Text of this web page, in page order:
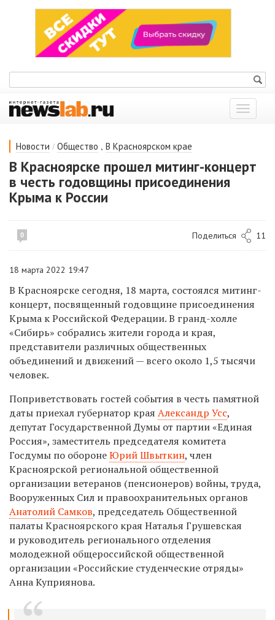
Показать
меню
Новости / Общество , В Красноярском крае
В Красноярске прошел митинг-концерт
в честь годовщины присоединения
Крыма к России
0 Поделиться 11
18 марта 2022 19:47
В Красноярске сегодня, 18 марта, состоялся митинг-
концерт, посвященный годовщине присоединения
Крыма к Российской Федерации. В гранд-холле
«Сибирь» собрались жители города и края,
представители различных общественных
объединений и движений — всего около 1,5 тысячи
человек.
Поприветствовать гостей события в честь памятной
даты приехал губернатор края Александр Усс,
депутат Государственной Думы от партии «Единая
Россия», заместитель председателя комитета
Госдумы по оборонеЮрий Швыткин, член
Красноярской региональной общественной
организации ветеранов (пенсионеров) войны, труда,
Вооруженных Сил и правоохранительных органов
Анатолий Самков, председатель Общественной
палаты Красноярского края Наталья Грушевская
и руководитель регионального отделения
молодежной общероссийской общественной
организации «Российские студенческие отряды»
Анна Куприянова.